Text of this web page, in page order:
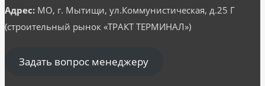
Адрес: МО, г. Мытищи, ул.Коммунистическая, д.25 Г
(строительный рынок «ТРАКТ ТЕРМИНАЛ»)
Задать вопрос менеджеру